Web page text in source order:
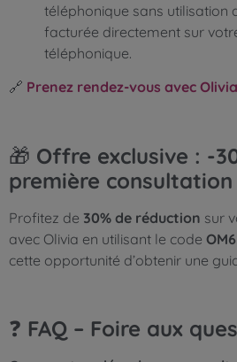
téléphonique sans utilisation
facturée directement sur
téléphonique.
🔗 Prenez rendez-vous avec
🎁 Offre exclusive : -
première consultation
Profitez de 30% de réduction sur
avec Olivia en utilisant le code
cette opportunité d’obtenir une
❓ FAQ – Foire aux